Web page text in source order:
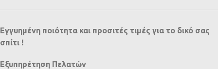
Εγγυημένη ποιότητα και προσιτές τιμές για το δικό σας
σπίτι !
Εξυπηρέτηση Πελατών